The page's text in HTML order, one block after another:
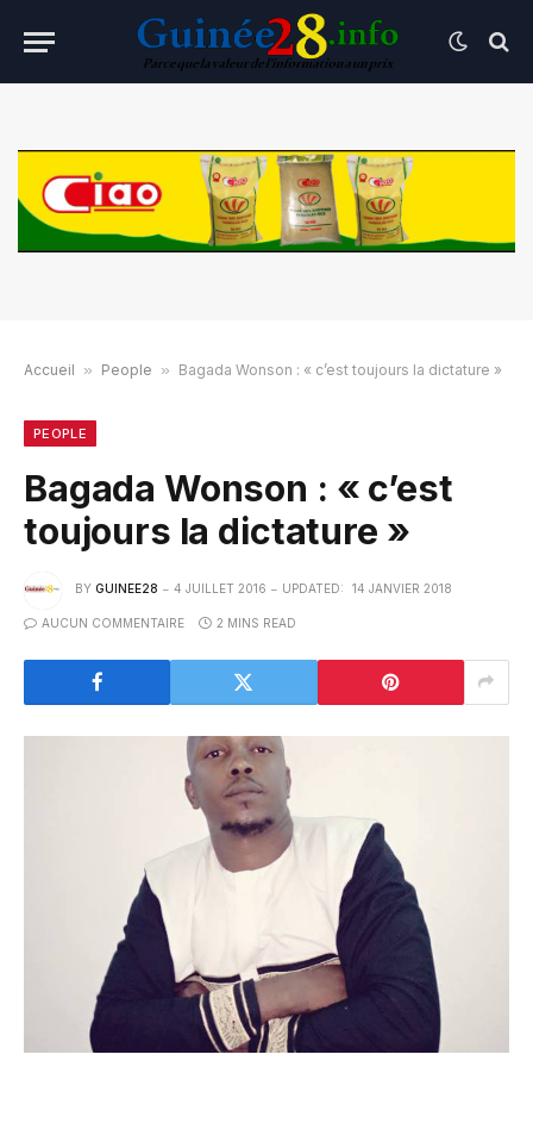
Accueil » People » Bagada Wonson : « c’est toujours la dictature »
PEOPLE
Bagada Wonson : « c’est
toujours la dictature »
BY GUINEE28 4 JUILLET 2016 UPDATED: 14 JANVIER 2018
AUCUN COMMENTAIRE 2 MINS READ